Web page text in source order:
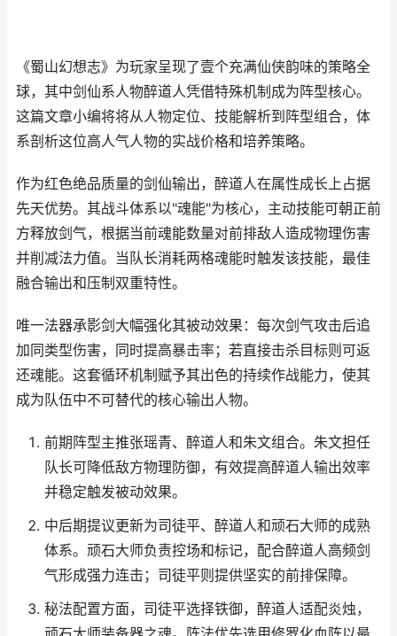
《蜀山幻想志》为玩家呈现了壹个充满仙侠韵味的策略全
球，其中剑仙系人物醉道人凭借特殊机制成为阵型核心。
这篇文章小编将将从人物定位、技能解析到阵型组合，体
系剖析这位高人气人物的实战价格和培养策略。
作为红色绝品质量的剑仙输出，醉道人在属性成长上占据
先天优势。其战斗体系以"魂能"为核心，主动技能可朝正前
方释放剑气，根据当前魂能数量对前排敌人造成物理伤害
并削减法力值。当队长消耗两格魂能时触发该技能，最佳
融合输出和压制双重特性。
唯一法器承影剑大幅强化其被动效果：每次剑气攻击后追
加同类型伤害，同时提高暴击率；若直接击杀目标则可返
还魂能。这套循环机制赋予其出色的持续作战能力，使其
成为队伍中不可替代的核心输出人物。
前期阵型主推张瑶青、醉道人和朱文组合。朱文担任
队长可降低敌方物理防御，有效提高醉道人输出效率
并稳定触发被动效果。
中后期提议更新为司徒平、醉道人和顽石大师的成熟
体系。顽石大师负责控场和标记，配合醉道人高频剑
气形成强力连击；司徒平则提供坚实的前排保障。
秘法配置方面，司徒平选择铁御，醉道人适配炎烛，